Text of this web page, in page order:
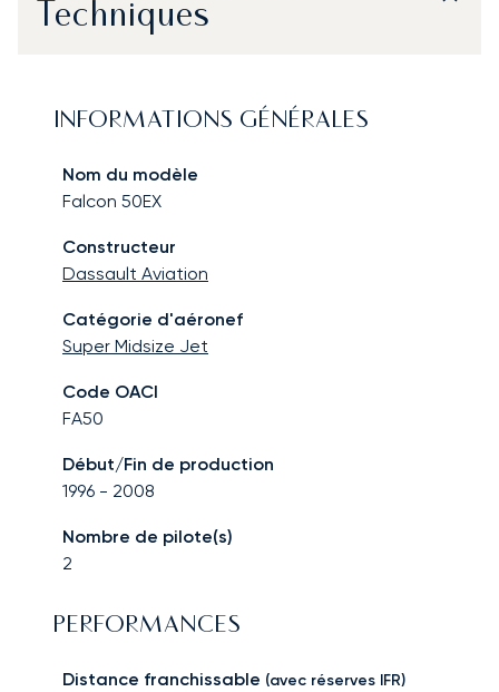
Techniques
INFORMATIONS GÉNÉRALES
Nom du modèle
Falcon 50EX
Constructeur
Dassault Aviation
Catégorie d'aéronef
Super Midsize Jet
Code OACI
FA50
Début/Fin de production
1996 - 2008
Nombre de pilote(s)
2
PERFORMANCES
Distance franchissable (avec réserves IFR)